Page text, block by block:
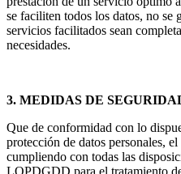
se faciliten todos los datos, no
servicios facilitados sean
necesidades.
3. MEDIDAS DE
Que de conformidad con lo
protección de datos personales,
cumpliendo con todas las
LOPDGDD para el tratamiento